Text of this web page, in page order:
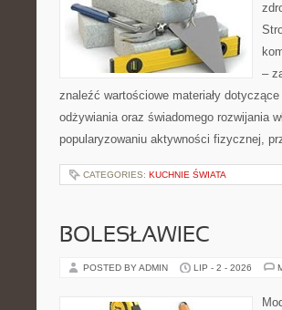
–
znaleźć wartościowe materiały
odżywiania oraz świadomego rozwijania
popularyzowaniu aktywności fizycznej,
CATEGORIES: KUCHNIE ŚWIATA
BOLESŁAWIEC
POSTED BY ADMIN LIP - 2 - 2026